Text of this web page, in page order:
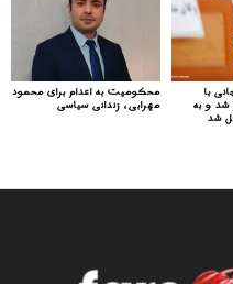
محکومیت به اعدام برای محمود
مهرابی، زندانی سیاسی
با
شد و به